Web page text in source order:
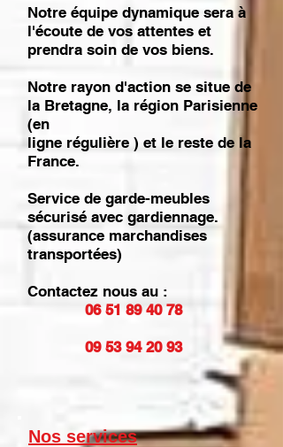
Notre équipe dynamique sera à
l'écoute de vos attentes et
prendra soin de vos biens.
Notre rayon d'action se situe de
la Bretagne, la région Parisienne
(en
ligne régulière ) et le reste de la
France.
Service de garde-meubles
sécurisé avec gardiennage.
(assurance marchandises
transportées)
Contactez nous au :
06 51 89 40 78
09 53 94 20 93
Nos services